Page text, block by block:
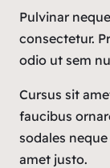
Pulvinar
consectetur.
odio ut sem
Cursus sit
faucibus
sodales
amet justo.